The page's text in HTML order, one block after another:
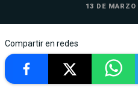
13 DE
Compartir en redes